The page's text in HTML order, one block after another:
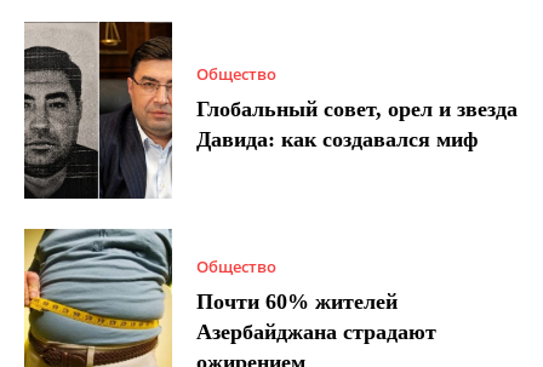
Общество
Глобальный совет, орел и звезда
Давида: как создавался миф
Общество
Почти 60% жителей
Азербайджана страдают
ожирением